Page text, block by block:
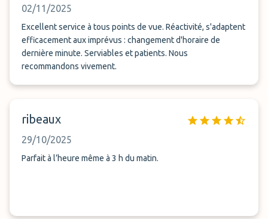
02/11/2025
Excellent service à tous points de vue. Réactivité, s'adaptent
efficacement aux imprévus : changement d'horaire de
dernière minute. Serviables et patients. Nous
recommandons vivement.
ribeaux
29/10/2025
Parfait à l’heure même à 3 h du matin.